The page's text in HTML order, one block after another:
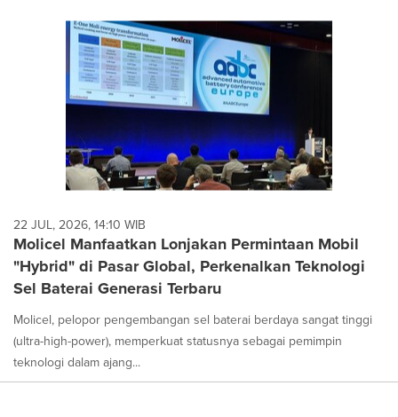
22 JUL, 2026, 14:10 WIB
Molicel Manfaatkan Lonjakan Permintaan Mobil
"Hybrid" di Pasar Global, Perkenalkan Teknologi
Sel Baterai Generasi Terbaru
Molicel, pelopor pengembangan sel baterai berdaya sangat tinggi
(ultra-high-power), memperkuat statusnya sebagai pemimpin
teknologi dalam ajang...